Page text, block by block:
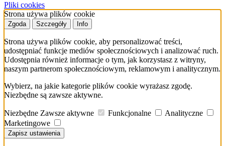
Pliki cookies
Strona używa plików cookie
Zgoda Szczegóły Info
Strona używa plików cookie, aby personalizować treści,
udostępniać funkcje mediów społecznościowych i analizować ruch.
Udostępnia również informacje o tym, jak korzystasz z witryny,
naszym partnerom społecznościowym, reklamowym i analitycznym.
Wybierz, na jakie kategorie plików cookie wyrażasz zgodę.
Niezbędne są zawsze aktywne.
Niezbędne Zawsze aktywne Funkcjonalne
Analityczne
Marketingowe
Zapisz ustawienia